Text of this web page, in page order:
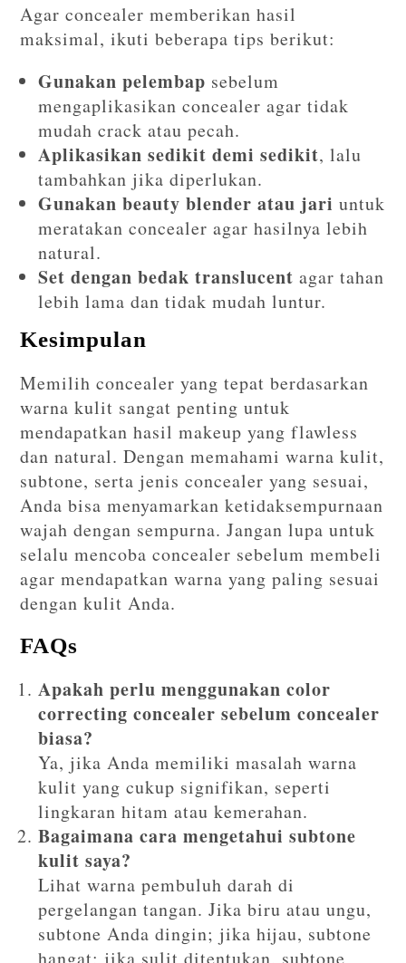
Agar concealer memberikan hasil
maksimal, ikuti beberapa tips berikut:
Gunakan pelembap sebelum
mengaplikasikan concealer agar tidak
mudah crack atau pecah.
Aplikasikan sedikit demi sedikit, lalu
tambahkan jika diperlukan.
Gunakan beauty blender atau jari untuk
meratakan concealer agar hasilnya lebih
natural.
Set dengan bedak translucent agar tahan
lebih lama dan tidak mudah luntur.
Kesimpulan
Memilih concealer yang tepat berdasarkan
warna kulit sangat penting untuk
mendapatkan hasil makeup yang flawless
dan natural. Dengan memahami warna kulit,
subtone, serta jenis concealer yang sesuai,
Anda bisa menyamarkan ketidaksempurnaan
wajah dengan sempurna. Jangan lupa untuk
selalu mencoba concealer sebelum membeli
agar mendapatkan warna yang paling sesuai
dengan kulit Anda.
FAQs
Apakah perlu menggunakan color
correcting concealer sebelum concealer
biasa?
Ya, jika Anda memiliki masalah warna
kulit yang cukup signifikan, seperti
lingkaran hitam atau kemerahan.
Bagaimana cara mengetahui subtone
kulit saya?
Lihat warna pembuluh darah di
pergelangan tangan. Jika biru atau ungu,
subtone Anda dingin; jika hijau, subtone
hangat; jika sulit ditentukan, subtone